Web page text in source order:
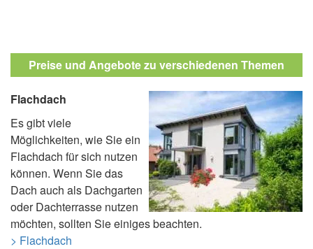
Preise und Angebote zu verschiedenen Themen
Flachdach
Es gibt viele
Möglichkeiten, wie Sie ein
Flachdach für sich nutzen
können. Wenn Sie das
Dach auch als Dachgarten
oder Dachterrasse nutzen
möchten, sollten Sie einiges beachten.
> Flachdach